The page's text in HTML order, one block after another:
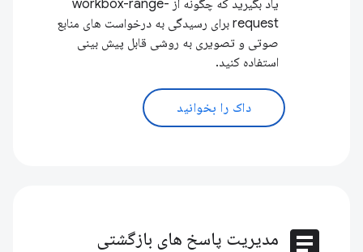
یاد بگیرید که چگونه از workbox-range-
request برای رسیدگی به درخواست های منابع
صوتی و تصویری به روشی قابل پیش بینی
استفاده کنید.
داک را بخوانید
article مدیریت پاسخ های بازگشتی